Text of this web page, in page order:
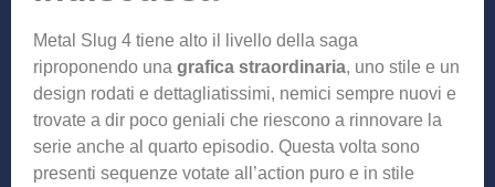
Metal Slug 4 tiene alto il livello della saga
riproponendo una grafica straordinaria, uno stile e un
design rodati e dettagliatissimi, nemici sempre nuovi e
trovate a dir poco geniali che riescono a rinnovare la
serie anche al quarto episodio. Questa volta sono
presenti sequenze votate all’action puro e in stile